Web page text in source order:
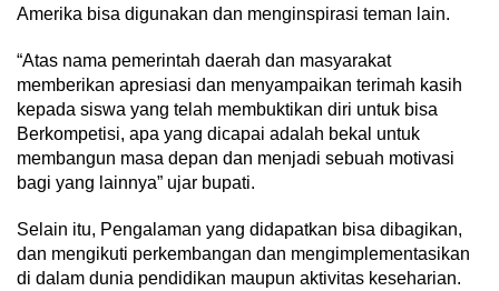
Amerika bisa digunakan dan menginspirasi teman lain.
“Atas nama pemerintah daerah dan masyarakat
memberikan apresiasi dan menyampaikan terimah kasih
kepada siswa yang telah membuktikan diri untuk bisa
Berkompetisi, apa yang dicapai adalah bekal untuk
membangun masa depan dan menjadi sebuah motivasi
bagi yang lainnya” ujar bupati.
Selain itu, Pengalaman yang didapatkan bisa dibagikan,
dan mengikuti perkembangan dan mengimplementasikan
di dalam dunia pendidikan maupun aktivitas keseharian.